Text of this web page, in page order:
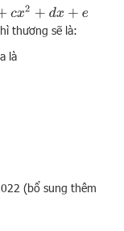
x +e
thương sẽ là:
là
(bổ sung thêm